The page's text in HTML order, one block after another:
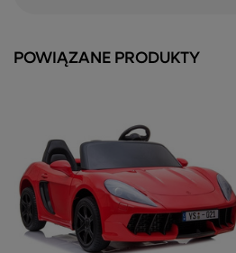
POWIĄZANE PRODUKTY